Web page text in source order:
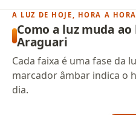
A LUZ DE HOJE, HORA A HORA
Como a luz muda
Araguari
Cada faixa é uma fase da
marcador âmbar indica o
dia.